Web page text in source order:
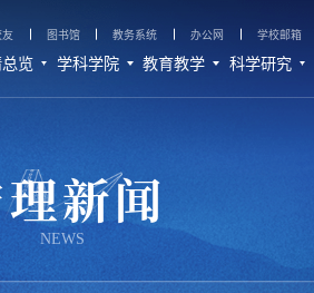
图书馆 教务系统 办公网 学校邮箱
览 学科学院 教育教学 科学研究
新闻
NEWS